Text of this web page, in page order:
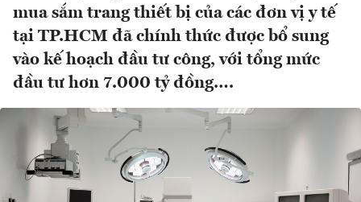
mua sắm trang thiết bị của các đơn vị y tế
tại TP.HCM đã chính thức được bổ sung
vào kế hoạch đầu tư công, với tổng mức
đầu tư hơn 7.000 tỷ đồng….